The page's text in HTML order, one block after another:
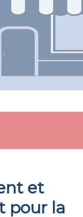
et
pour la